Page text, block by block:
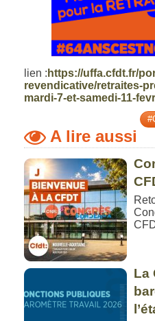
lien : https://uffa.cfdt.fr/
revendicative/retraites-
mardi-7-et-samedi-11-
A lire aussi
La